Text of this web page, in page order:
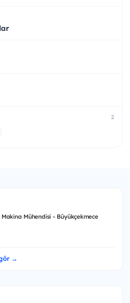
2
Mühendisi - Büyükçekmece
→